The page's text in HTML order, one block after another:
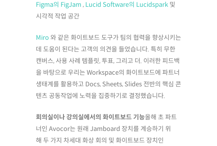
Figma의 FigJam , Lucid Software의 Lucidspark 및
시각적 작업 공간
Miro와 같은 화이트보드 도구가 팀의 협력을 향상시키는
데 도움이 된다는 고객의 의견을 들었습니다. 특히 무한
캔버스, 사용 사례 템플릿, 투표, 그리고 더. 이러한 피드백
을 바탕으로 우리는 Workspace의 화이트보드에 파트너
생태계를 활용하고 Docs, Sheets, Slides 전반의 핵심 콘
텐츠 공동작업에 노력을 집중하기로 결정했습니다.
회의실이나 강의실에서의 화이트보드 기능올해 초 파트
너인 Avocor는 원래 Jamboard 장치를 계승하기 위
해 두 가지 차세대 화상 회의 및 화이트보드 장치인